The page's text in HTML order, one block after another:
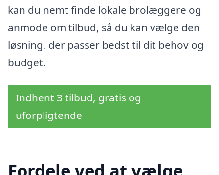
kan du nemt finde lokale brolæggere og
anmode om tilbud, så du kan vælge den
løsning, der passer bedst til dit behov og
budget.
Indhent 3 tilbud, gratis og
uforpligtende
Fordele ved at vælge